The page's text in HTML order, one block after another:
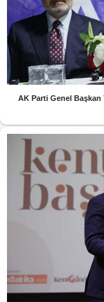
AK Parti Genel Başkan